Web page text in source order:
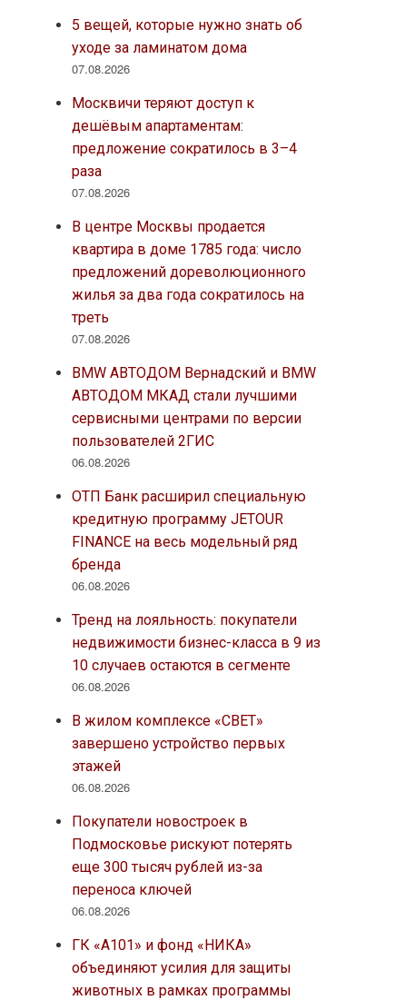
5 вещей, которые нужно знать об
уходе за ламинатом дома
07.08.2026
Москвичи теряют доступ к
дешёвым апартаментам:
предложение сократилось в 3–4
раза
07.08.2026
В центре Москвы продается
квартира в доме 1785 года: число
предложений дореволюционного
жилья за два года сократилось на
треть
07.08.2026
BMW АВТОДОМ Вернадский и BMW
АВТОДОМ МКАД стали лучшими
сервисными центрами по версии
пользователей 2ГИС
06.08.2026
ОТП Банк расширил специальную
кредитную программу JETOUR
FINANCE на весь модельный ряд
бренда
06.08.2026
Тренд на лояльность: покупатели
недвижимости бизнес-класса в 9 из
10 случаев остаются в сегменте
06.08.2026
В жилом комплексе «СВЕТ»
завершено устройство первых
этажей
06.08.2026
Покупатели новостроек в
Подмосковье рискуют потерять
еще 300 тысяч рублей из-за
переноса ключей
06.08.2026
ГК «А101» и фонд «НИКА»
объединяют усилия для защиты
животных в рамках программы